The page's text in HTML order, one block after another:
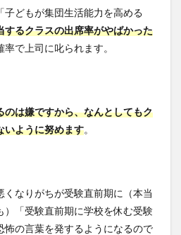
どもが集団生活能力を高める
するクラスの出席率がやばかった
率で上司に叱られます。
のは嫌ですから、なんとしてもク
いように努めます。
くなりがちが受験直前期に（本当
）「受験直前期に学校を休む受験
怖の言葉を発するようになるので